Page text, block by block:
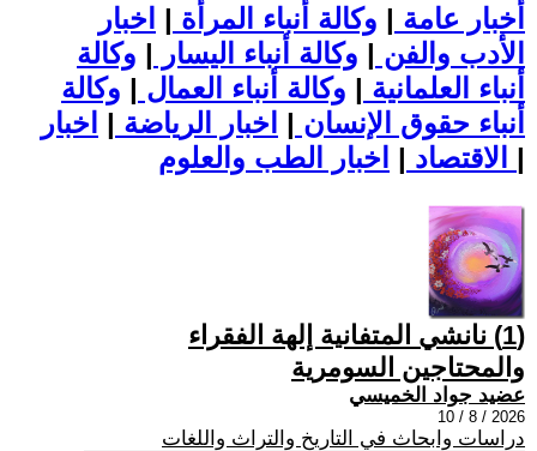
أخبار عامة | وكالة أنباء المرأة | اخبار
الأدب والفن | وكالة أنباء اليسار | وكالة
أنباء العلمانية | وكالة أنباء العمال | وكالة
أنباء حقوق الإنسان | اخبار الرياضة | اخبار
الاقتصاد | |
(1) نانشي المتفانية إلهة الفقراء
والمحتاجين السومرية
عضيد جواد الخميسي
2026 / 8 / 10
دراسات وابحاث في التاريخ والتراث واللغات